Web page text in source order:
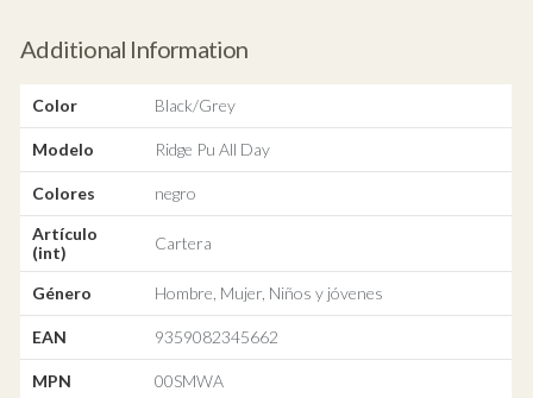
Additional Information
Color Black/Grey
Modelo Ridge Pu All Day
Colores
negro
Artículo
(int)
Cartera
Género Hombre, Mujer, Niños y jóvenes
EAN 9359082345662
MPN 00SMWA